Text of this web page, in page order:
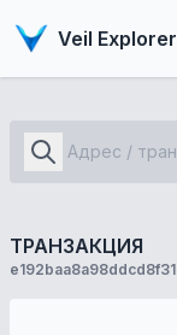
Veil Explorer
ТРАНЗАКЦИЯ